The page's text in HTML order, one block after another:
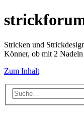
Stricken und
Könner, ob mit 2
Zum Inhalt